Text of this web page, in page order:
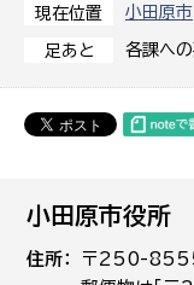
現在位置 小田原市
足あと 各課への
小田原市役所
住所
〒250-8555